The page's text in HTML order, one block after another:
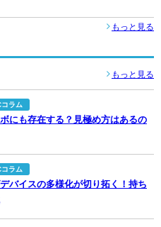
もっと見る
もっと見る
ラム
にも存在する？見極め方はあるの
ラム
バイスの多様化が切り拓く！持ち